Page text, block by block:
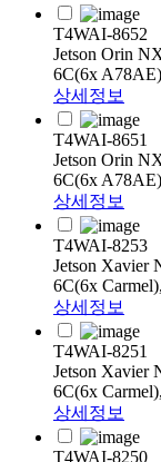
T4WAI-8652
Jetson Orin
6C(6x
상세정보
T4WAI-8651
Jetson Orin
6C(6x
상세정보
T4WAI-8253
Jetson Xavier
6C(6x
상세정보
T4WAI-8251
Jetson Xavier
6C(6x
상세정보
T4WAI-8250